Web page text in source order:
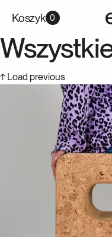
Koszyk 0
↑ Load previous